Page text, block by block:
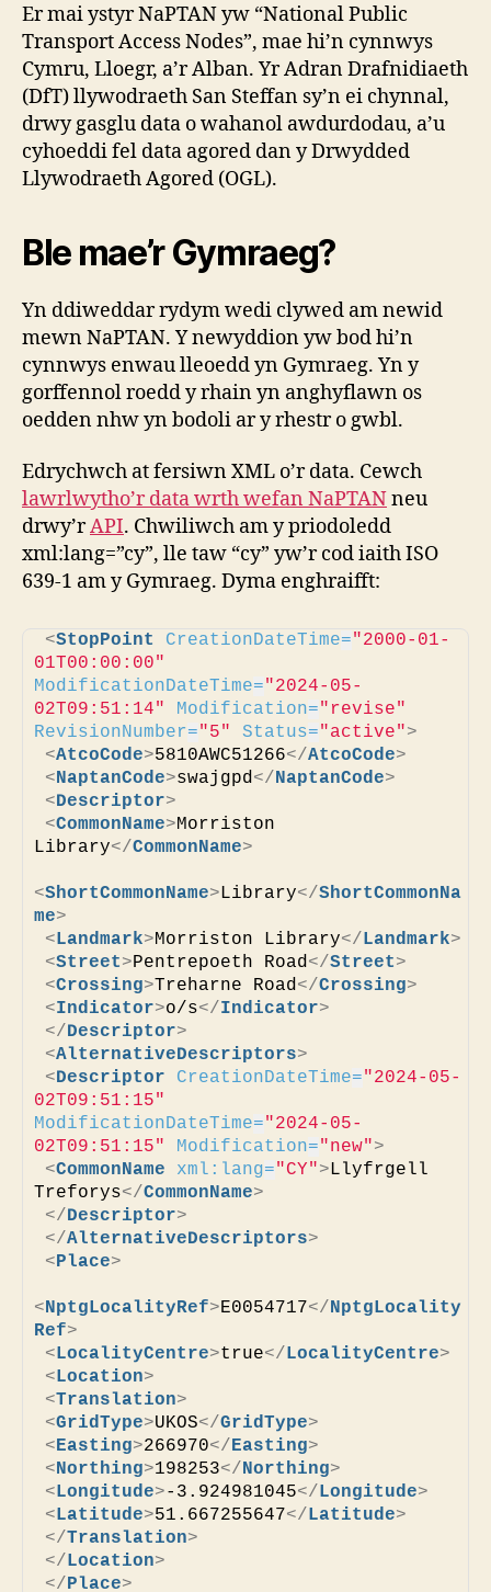
Er mai ystyr NaPTAN yw “National Public
Transport Access Nodes”, mae hi’n cynnwys
Cymru, Lloegr, a’r Alban. Yr Adran Drafnidiaeth
(DfT) llywodraeth San Steffan sy’n ei chynnal,
drwy gasglu data o wahanol awdurdodau, a’u
cyhoeddi fel data agored dan y Drwydded
Llywodraeth Agored (OGL).
Ble mae’r Gymraeg?
Yn ddiweddar rydym wedi clywed am newid
mewn NaPTAN. Y newyddion yw bod hi’n
cynnwys enwau lleoedd yn Gymraeg. Yn y
gorffennol roedd y rhain yn anghyflawn os
oedden nhw yn bodoli ar y rhestr o gwbl.
Edrychwch at fersiwn XML o’r data. Cewch
lawrlwytho’r data wrth wefan NaPTANneu
drwy’rAPI. Chwiliwch am y priodoledd
xml:lang=”cy”, lle taw “cy” yw’r cod iaith ISO
639-1 am y Gymraeg. Dyma enghraifft:
<StopPoint CreationDateTime="2000-01-
01T00:00:00"
ModificationDateTime="2024-05-
02T09:51:14"
Modification="revise"
RevisionNumber="5" Status="active">
<AtcoCode>5810AWC51266</AtcoCode>
<NaptanCode>swajgpd</NaptanCode>
<Descriptor>
<CommonName>Morriston
Library</CommonName>
<ShortCommonName>Library</ShortCommonNa
me>
<Landmark>Morriston Library</Landmark>
<Street>Pentrepoeth Road</Street>
<Crossing>Treharne Road</Crossing>
<Indicator>o/s</Indicator>
</Descriptor>
<AlternativeDescriptors>
<Descriptor CreationDateTime="2024-05-
02T09:51:15"
ModificationDateTime="2024-05-
02T09:51:15"
Modification="new">
<CommonName xml:lang="CY">Llyfrgell
Treforys</CommonName>
</Descriptor>
</AlternativeDescriptors>
<Place>
<NptgLocalityRef>E0054717</NptgLocality
Ref>
<LocalityCentre>true</LocalityCentre>
<Location>
<Translation>
<GridType>UKOS</GridType>
<Easting>266970</Easting>
<Northing>198253</Northing>
<Longitude>-3.924981045</Longitude>
<Latitude>51.667255647</Latitude>
</Translation>
</Location>
</Place>